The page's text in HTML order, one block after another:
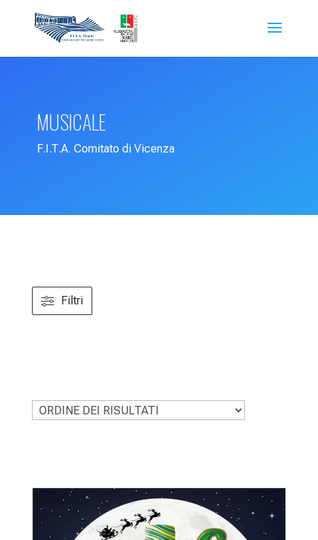
MUSICALE
F.I.T.A. Comitato di Vicenza
Filtri